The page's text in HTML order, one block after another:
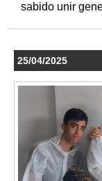
sabido unir
25/04/2025